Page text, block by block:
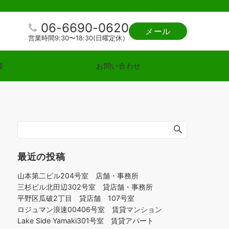
06-6690-0620
営業時間9:30〜18:30(日曜定休）
メール
お問い合わせ
最近の投稿
山本第二ビル204号室 店舗・事務所
三杉ビル北田辺302号室 貸店舗・事務所
平野区瓜破2丁目 貸店舗 107号室
ロジュマン浪速00406号室 賃貸マンション
Lake Side Yamaki301号室 賃貸アパート